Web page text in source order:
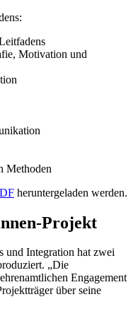
Motivation und
Methoden
heruntergeladen werden.
Projekt
und Integration hat zwei
„Die
Engagement
über seine